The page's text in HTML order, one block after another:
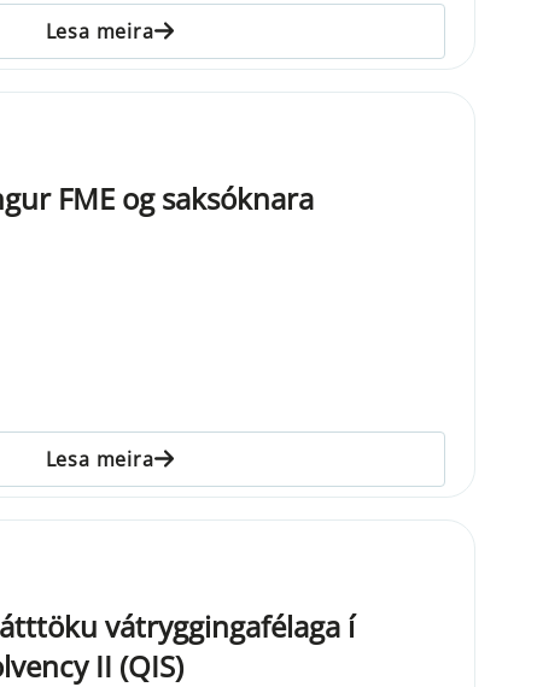
Lesa meira
FME og saksóknara
Lesa meira
vátryggingafélaga í
II (QIS)